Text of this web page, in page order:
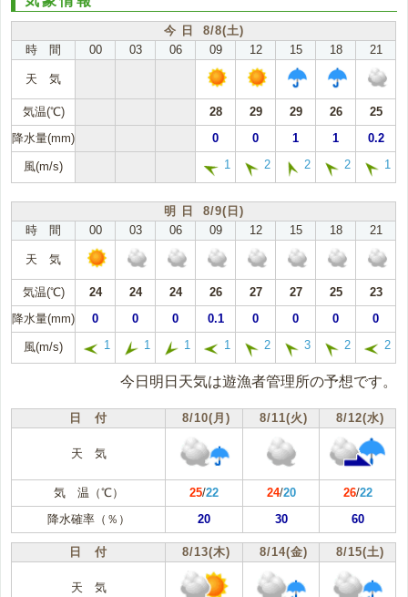
今 日 8/8(土)
時 間
00 03 06 09 12 15 18 21
天 気
気温(℃) 28 29 29 26
25
降水量(mm)
0 0 1 1 0.2
風(m/s) 1 2 2 2 1
明 日 8/9(日)
時 間
00 03 06 09 12 15 18 21
天 気
気温(℃) 24 24 24 26 27 27 25
23
降水量(mm)
0 0 0 0.1 0 0 0 0
風(m/s) 1 1 1 1 2 3 2 2
今日明日天気は遊漁者管理所の予想です。
日 付 8/10(月) 8/11(火) 8/12(水)
天 気
気 温（℃） 25/22 24/20 26/22
降水確率（％）
20 30 60
日 付 8/13(木) 8/14(金) 8/15(土)
天 気